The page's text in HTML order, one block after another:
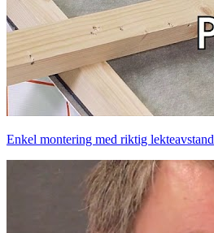
Enkel montering med riktig lekteavstand